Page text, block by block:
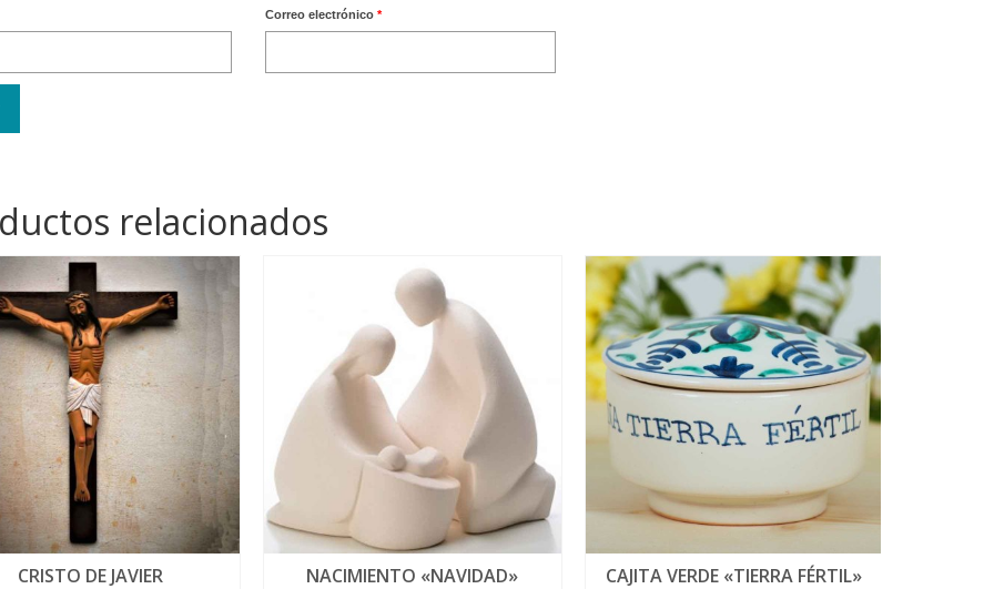
Correo electrónico *
relacionados
CRISTO DE JAVIER NACIMIENTO «NAVIDAD» CAJITA VERDE «TIERRA FÉRTIL»